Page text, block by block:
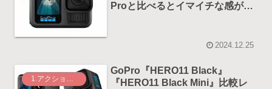
Proと比べるとイマイチな感が否
2024.12.25
1.アクションカメラ
GoPro『HERO11 Black』
『HERO11 Black Mini』比較レ